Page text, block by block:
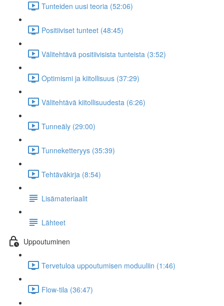
Tunteiden uusi teoria (52:06)
Positiiviset tunteet (48:45)
Välitehtävä positiivisista tunteista (3:52)
Optimismi ja kiitollisuus (37:29)
Välitehtävä kiitollisuudesta (6:26)
Tunneäly (29:00)
Tunneketteryys (35:39)
Tehtäväkirja (8:54)
Lisämateriaalit
Lähteet
Uppoutuminen
Tervetuloa uppoutumisen moduuliin (1:46)
Flow-tila (36:47)